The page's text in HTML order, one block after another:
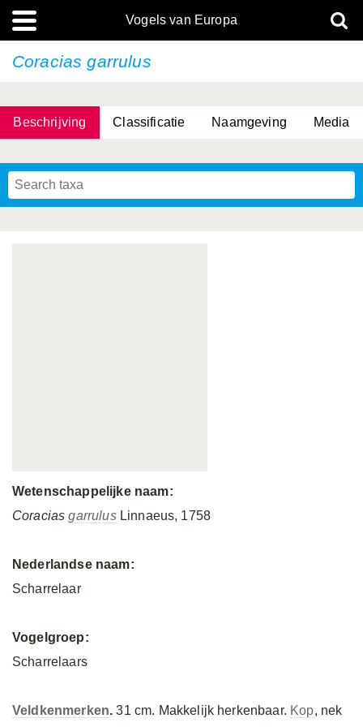
Vogels van Europa
Coracias garrulus
Beschrijving Classificatie Naamgeving Media
Wetenschappelijke naam:
CoraciasgarrulusLinnaeus, 1758
Nederlandse naam:
Scharrelaar
Vogelgroep:
Scharrelaars
Veldkenmerken. 31 cm. Makkelijk herkenbaar. Kop, nek